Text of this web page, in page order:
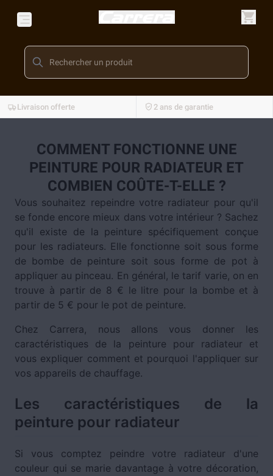
Livraison offerte 2 ans de garantie
COMMENT FONCTIONNE UNE
PEINTURE POUR RADIATEUR ET
COMBIEN COÛTE-T-ELLE ?
Vous souhaitez repeindre votre radiateur pour qu'il
se fonde encore mieux dans votre intérieur ? Sachez
qu'il existe de la peinture spécifiquement conçue
pour les radiateurs. Elle fonctionne soit sous forme
de bombe de peinture soit sous forme de pot à
appliquer au pinceau. En général, le tarif varie, on en
trouve à partir de 8 € le litre pour la bombe et à
partir de 5 € pour le pot de peinture.
Chez Carrera, nous allons vous donner les
caractéristiques de la peinture pour radiateur et
vous expliquer comment et pourquoi l'appliquer sur
vos appareils de chauffage.
Les caractéristiques de la
peinture pour radiateur
Si vous comptez peindre votre radiateur d'une
couleur qui se marie davantage à votre décoration,